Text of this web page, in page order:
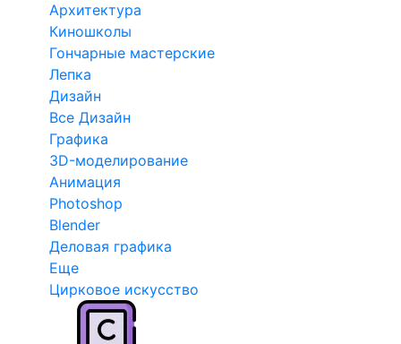
Архитектура
Киношколы
Гончарные мастерские
Лепка
Дизайн
Все Дизайн
Графика
3D-моделирование
Анимация
Photoshop
Blender
Деловая графика
Еще
Цирковое искусство